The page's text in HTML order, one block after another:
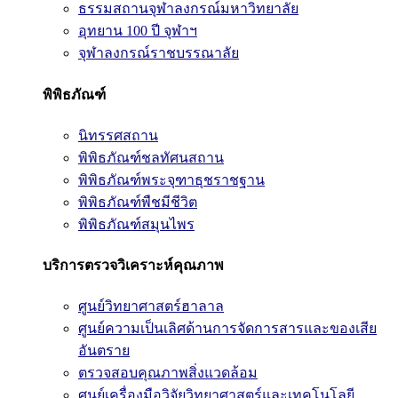
ธรรมสถานจุฬาลงกรณ์มหาวิทยาลัย
อุทยาน 100 ปี จุฬาฯ
จุฬาลงกรณ์ราชบรรณาลัย
พิพิธภัณฑ์
นิทรรศสถาน
พิพิธภัณฑ์ชลทัศนสถาน
พิพิธภัณฑ์พระจุฑาธุชราชฐาน
พิพิธภัณฑ์พืชมีชีวิต
พิพิธภัณฑ์สมุนไพร
บริการตรวจวิเคราะห์คุณภาพ
ศูนย์วิทยาศาสตร์ฮาลาล
ศูนย์ความเป็นเลิศด้านการจัดการสารและของเสีย
อันตราย
ตรวจสอบคุณภาพสิ่งแวดล้อม